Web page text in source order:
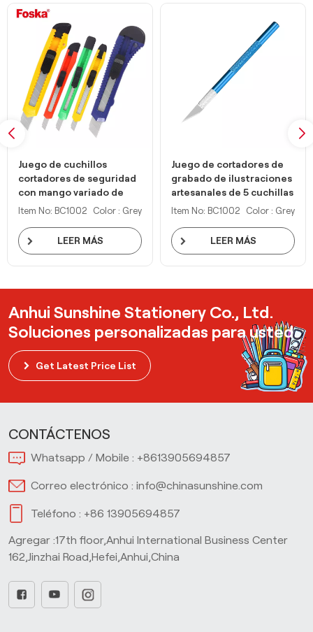
Juego de cuchillos
cortadores de seguridad
con mango variado de
diferentes tamaños y
Item No: BC1002 Color : Grey
LEER MÁS
Juego de cortadores de
grabado de ilustraciones
artesanales de 5 cuchillas
Item No: BC1002 Color : Grey
LEER MÁS
Anhui Sunshine Stationery Co., Ltd.
Soluciones personalizadas para usted
Get Latest Price List
CONTÁCTENOS
Whatsapp / Mobile : +8613905694857
Correo electrónico : info@chinasunshine.com
Teléfono : +86 13905694857
Agregar :17th floor,Anhui International Business Center
162,Jinzhai Road,Hefei,Anhui,China